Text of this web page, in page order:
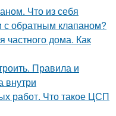
Что из себя
с обратным клапаном?
частного дома. Как
Правила и
внутри
работ. Что такое ЦСП